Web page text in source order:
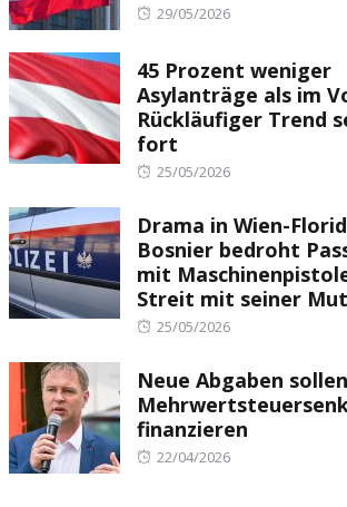
Posted
29/05/2026
45 Prozent weniger
Asylanträge als im
Rückläufiger Trend
fort
Posted
25/05/2026
Drama in Wien-
Bosnier bedroht
mit
Streit mit seiner
Posted
25/05/2026
Neue Abgaben sollen
finanzieren
Posted
22/04/2026